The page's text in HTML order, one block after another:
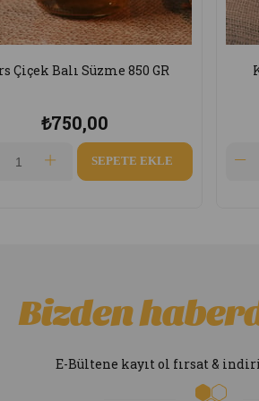
Kars Karakovan Balı 1.200 Gr
₺1.350,00
SEPETE EKLE
Bizden
E-Bültene kayıt ol fırsat &